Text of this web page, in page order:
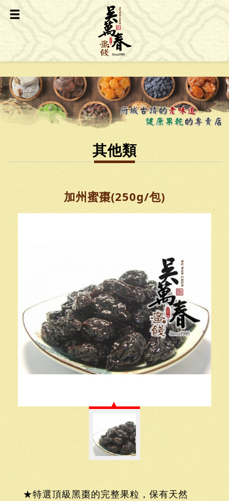
其他類
加州蜜棗(250g/包)
★特選頂級黑棗的完整果粒，保有天然